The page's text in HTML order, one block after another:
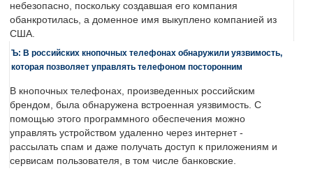
небезопасно, поскольку создавшая его компания
обанкротилась, а доменное имя выкуплено компанией из
США.
Ъ: В российских кнопочных телефонах обнаружили уязвимость,
которая позволяет управлять телефоном посторонним
В кнопочных телефонах, произведенных российским
брендом, была обнаружена встроенная уязвимость. С
помощью этого программного обеспечения можно
управлять устройством удаленно через интернет -
рассылать спам и даже получать доступ к приложениям и
сервисам пользователя, в том числе банковские.